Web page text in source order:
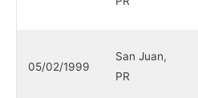
05/02/1999
San Juan,
PR